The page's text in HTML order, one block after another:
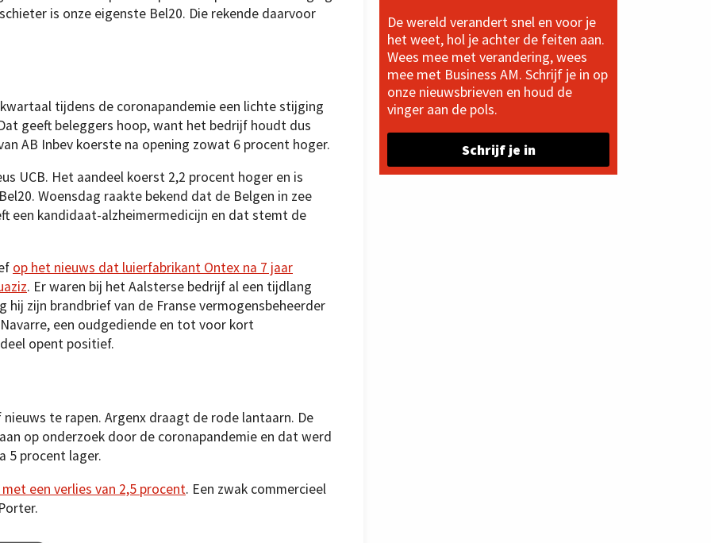
is onze eigenste Bel20. Die rekende daarvoor
tijdens de coronapandemie een lichte stijging
geeft beleggers hoop, want het bedrijf houdt dus
AB Inbev koerste na opening zowat 6 procent hoger.
UCB. Het aandeel koerst 2,2 procent hoger en is
Woensdag raakte bekend dat de Belgen in zee
een kandidaat-alzheimermedicijn en dat stemt de
op het nieuws dat luierfabrikant Ontex na 7 jaar
. Er waren bij het Aalsterse bedrijf al een tijdlang
hij zijn brandbrief van de Franse vermogensbeheerder
een oudgediende en tot voor kort
opent positief.
te rapen. Argenx draagt de rode lantaarn. De
op onderzoek door de coronapandemie en dat werd
5 procent lager.
een verlies van 2,5 procent. Een zwak commercieel
De wereld verandert snel en voor je
het weet, hol je achter de feiten aan.
Wees mee met verandering, wees
mee met Business AM. Schrijf je in op
onze nieuwsbrieven en houd de
vinger aan de pols.
Schrijf je in